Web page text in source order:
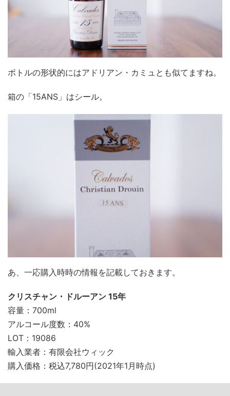
ボトルの形状的にはアドリアン・カミュとも似てますね。
箱の「15ANS」はシール。
あ、一応購入時時の情報を記載しておきます。
クリスチャン・ドルーアン 15年
容量：700ml
アルコール度数：40%
LOT：19086
輸入業者：有限会社ウィック
購入価格：税込7,780円(2021年1月時点)